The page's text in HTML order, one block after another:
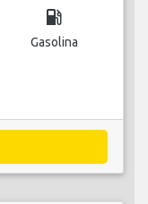
local_gas_station
Gasolina